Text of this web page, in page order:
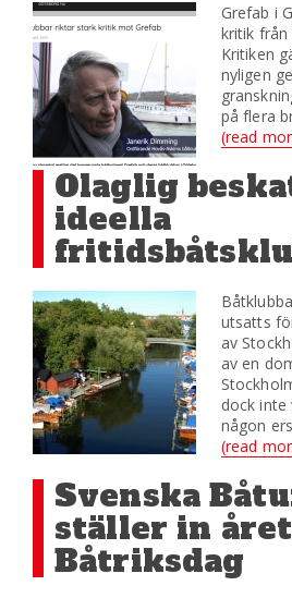
Grefab i
kritik från
Kritiken
nyligen
på flera
(read
Olaglig
ideella
utsatts
av
av en
dock inte
någon
(read
Svenska
ställer in
Båtriksdag